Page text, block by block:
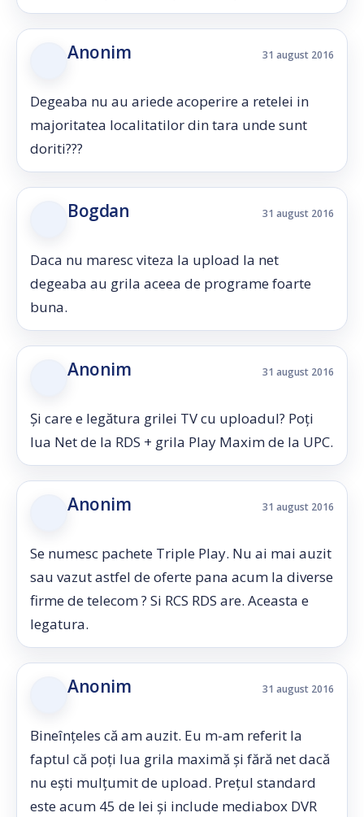
Anonim 31 august 2016
Degeaba nu au ariede acoperire a retelei in
majoritatea localitatilor din tara unde sunt
doriti???
Bogdan 31 august 2016
Daca nu maresc viteza la upload la net
degeaba au grila aceea de programe foarte
buna.
Anonim 31 august 2016
Și care e legătura grilei TV cu uploadul? Poți
lua Net de la RDS + grila Play Maxim de la UPC.
Anonim 31 august 2016
Se numesc pachete Triple Play. Nu ai mai auzit
sau vazut astfel de oferte pana acum la diverse
firme de telecom ? Si RCS RDS are. Aceasta e
legatura.
Anonim 31 august 2016
Bineînțeles că am auzit. Eu m-am referit la
faptul că poți lua grila maximă și fără net dacă
nu ești mulțumit de upload. Prețul standard
este acum 45 de lei și include mediabox DVR